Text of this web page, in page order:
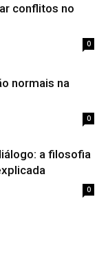
conflitos no
0
normais na
0
a filosofia
0